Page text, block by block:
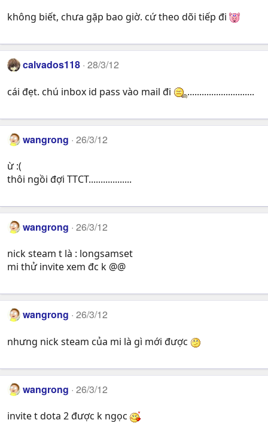
không biết, chưa gặp bao giờ. cứ theo dõi tiếp đi
calvados118 28/3/12
cái đẹt. chú inbox id pass vào mail đi ............................
wangrong 26/3/12
ừ :(
thôi ngồi đợi TTCT..................
wangrong 26/3/12
nick steam t là : longsamset
mi thử invite xem đc k @@
wangrong 26/3/12
nhưng nick steam của mi là gì mới được
wangrong 26/3/12
invite t dota 2 được k ngọc